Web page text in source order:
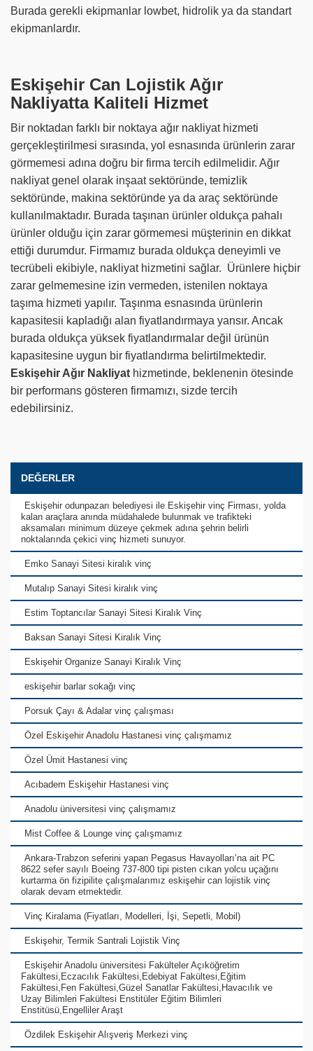
Burada gerekli ekipmanlar lowbet, hidrolik ya da standart
ekipmanlardır.
Eskişehir Can Lojistik Ağır
Nakliyatta Kaliteli Hizmet
Bir noktadan farklı bir noktaya ağır nakliyat hizmeti
gerçekleştirilmesi sırasında, yol esnasında ürünlerin zarar
görmemesi adına doğru bir firma tercih edilmelidir. Ağır
nakliyat genel olarak inşaat sektöründe, temizlik
sektöründe, makina sektöründe ya da araç sektöründe
kullanılmaktadır. Burada taşınan ürünler oldukça pahalı
ürünler olduğu için zarar görmemesi müşterinin en dikkat
ettiği durumdur. Firmamız burada oldukça deneyimli ve
tecrübeli ekibiyle, nakliyat hizmetini sağlar. Ürünlere hiçbir
zarar gelmemesine izin vermeden, istenilen noktaya
taşıma hizmeti yapılır. Taşınma esnasında ürünlerin
kapasitesii kapladığı alan fiyatlandırmaya yansır. Ancak
burada oldukça yüksek fiyatlandırmalar değil ürünün
kapasitesine uygun bir fiyatlandırma belirtilmektedir.
Eskişehir Ağır Nakliyat hizmetinde, beklenenin ötesinde
bir performans gösteren firmamızı, sizde tercih
edebilirsiniz.
DEĞERLER
Eskişehir odunpazarı belediyesi ile Eskişehir vinç Firması, yolda
kalan araçlara anında müdahalede bulunmak ve trafikteki
aksamaları minimum düzeye çekmek adına şehrin belirli
noktalarında çekici vinç hizmeti sunuyor.
Emko Sanayi Sitesi kiralık vinç
Mutalıp Sanayi Sitesi kiralık vinç
Estim Toptancılar Sanayi Sitesi Kiralık Vinç
Baksan Sanayi Sitesi Kiralık Vinç
Eskişehir Organize Sanayi Kiralık Vinç
eskişehir barlar sokağı vinç
Porsuk Çayı & Adalar vinç çalışması
Özel Eskişehir Anadolu Hastanesi vinç çalışmamız
Özel Ümit Hastanesi vinç
Acıbadem Eskişehir Hastanesi vinç
Anadolu üniversitesi vinç çalışmamız
Mist Coffee & Lounge vinç çalışmamız
Ankara-Trabzon seferini yapan Pegasus Havayolları’na ait PC
8622 sefer sayılı Boeing 737-800 tipi pisten cıkan yolcu uçağını
kurtarma ön fizipilite çalışmalarımız eskişehir can lojistik vinç
olarak devam etmektedir.
Vinç Kiralama (Fiyatları, Modelleri, İşi, Sepetli, Mobil)
Eskişehir, Termik Santrali Lojistik Vinç
Eskişehir Anadolu üniversitesi Fakülteler Açıköğretim
Fakültesi,Eczacılık Fakültesi,Edebiyat Fakültesi,Eğitim
Fakültesi,Fen Fakültesi,Güzel Sanatlar Fakültesi,Havacılık ve
Uzay Bilimleri Fakültesi Enstitüler Eğitim Bilimleri
Enstitüsü,Engelliler Araşt
Özdilek Eskişehir Alışveriş Merkezi vinç